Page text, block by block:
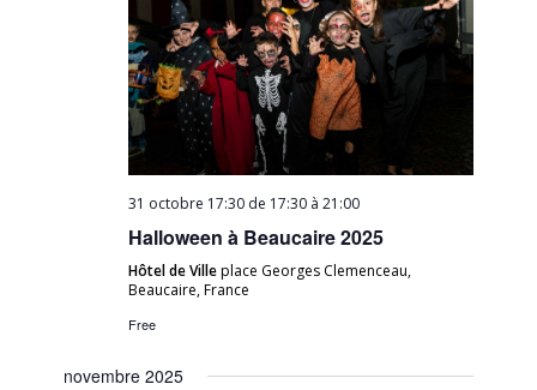
31 octobre 17:30 de 17:30 à21:00
Halloween à Beaucaire 2025
Hôtel de Villeplace Georges Clemenceau,
Beaucaire, France
Free
novembre 2025